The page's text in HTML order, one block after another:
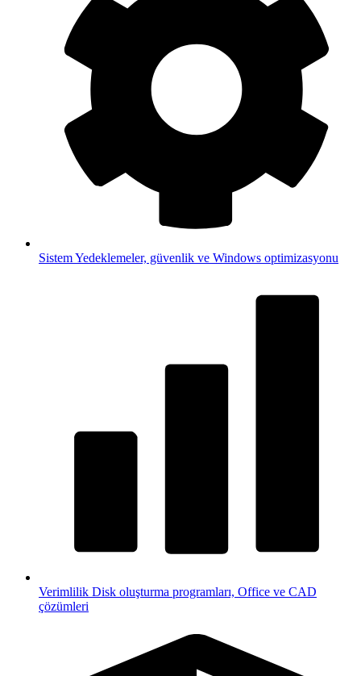
SistemYedeklemeler, güvenlik ve Windows optimizasyonu
Verimlilik Disk oluşturma programları, Office ve CAD
çözümleri